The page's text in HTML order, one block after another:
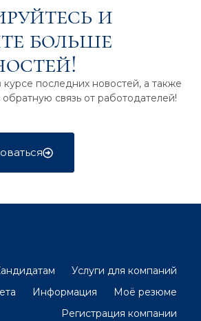
и
больше
последних новостей, а также
связь от работодателей!
Услуги для компаний
Информация
Моё резюме
Регистрация компании